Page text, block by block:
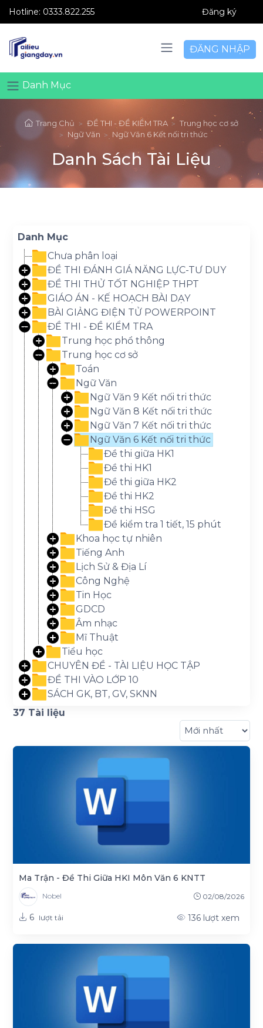
Hotline: 0333.822.255 Đăng ký
ĐĂNG NHẬP
Danh Mục
Trang Chủ ĐỀ THI - ĐỀ KIỂM TRA
Trung học cơ sở
Ngữ Văn
Ngữ Văn 6 Kết nối tri thức
Danh Sách Tài Liệu
Danh Mục
Chưa phân loại
ĐỀ THI ĐÁNH GIÁ NĂNG LỰC-TƯ DUY
ĐỀ THI THỬ TỐT NGHIỆP THPT
GIÁO ÁN - KẾ HOẠCH BÀI DẠY
BÀI GIẢNG ĐIỆN TỬ POWERPOINT
ĐỀ THI - ĐỀ KIỂM TRA
Trung học phổ thông
Trung học cơ sở
Toán
Ngữ Văn
Ngữ Văn 9 Kết nối tri thức
Ngữ Văn 8 Kết nối tri thức
Ngữ Văn 7 Kết nối tri thức
Ngữ Văn 6 Kết nối tri thức
Đề thi giữa HK1
Đề thi HK1
Đề thi giữa HK2
Đề thi HK2
Đề thi HSG
Đề kiểm tra 1 tiết, 15 phút
Khoa học tự nhiên
Tiếng Anh
Lịch Sử & Địa Lí
Công Nghệ
Tin Học
GDCD
Âm nhạc
Mĩ Thuật
Tiểu học
CHUYÊN ĐỀ - TÀI LIỆU HỌC TẬP
ĐỀ THI VÀO LỚP 10
SÁCH GK, BT, GV, SKNN
37 Tài liệu
Ma Trận - Đề Thi Giữa HKI Môn Văn 6 KNTT
Nobel 02/08/2026
6 lượt tải 136 lượt xem